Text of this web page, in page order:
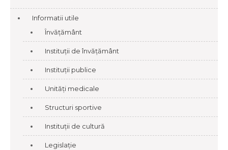
Informatii utile
Învățământ
Instituții de învățământ
Instituții publice
Unități medicale
Structuri sportive
Instituții de cultură
Legislație